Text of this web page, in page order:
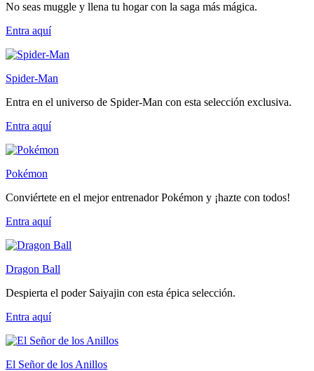
No seas muggle y llena tu hogar con la saga más mágica.
Entra aquí
Spider-Man
Entra en el universo de Spider-Man con esta selección exclusiva.
Entra aquí
Pokémon
Conviértete en el mejor entrenador Pokémon y ¡hazte con todos!
Entra aquí
Dragon Ball
Despierta el poder Saiyajin con esta épica selección.
Entra aquí
El Señor de los Anillos